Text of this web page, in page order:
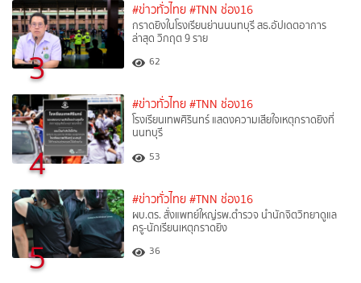
3
#ข่าวทั่วไทย #TNN ช่อง16
กราดยิงในโรงเรียนย่านนนทบุรี สธ.อัปเดตอาการ
ล่าสุด วิกฤต 9 ราย
62
4
#ข่าวทั่วไทย #TNN ช่อง16
โรงเรียนเทพศิรินทร์ แสดงความเสียใจเหตุกราดยิงที่
นนทบุรี
53
5
#ข่าวทั่วไทย #TNN ช่อง16
ผบ.ตร. สั่งแพทย์ใหญ่รพ.ตำรวจ นำนักจิตวิทยาดูแล
ครู-นักเรียนเหตุกราดยิง
36